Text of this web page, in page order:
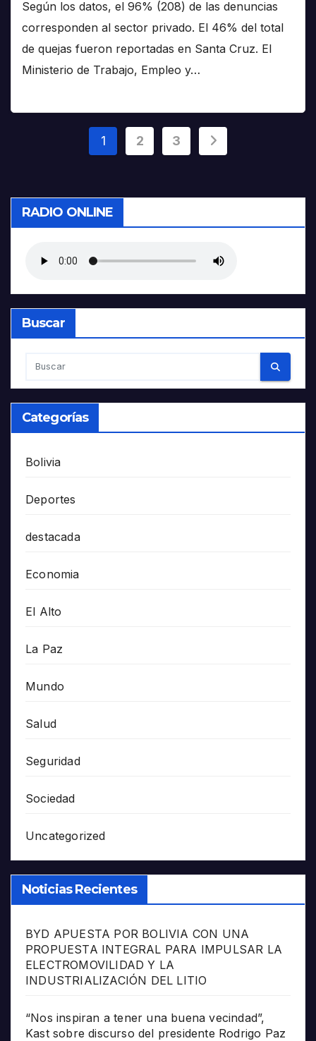
Según los datos, el 96% (208) de las denuncias
corresponden al sector privado. El 46% del total
de quejas fueron reportadas en Santa Cruz. El
Ministerio de Trabajo, Empleo y…
Paginación
entradas
1 2 3
RADIO ONLINE
Buscar
Categorías
Bolivia
Deportes
destacada
Economia
El Alto
La Paz
Mundo
Salud
Seguridad
Sociedad
Uncategorized
Noticias Recientes
BYD APUESTA POR BOLIVIA CON UNA
PROPUESTA INTEGRAL PARA IMPULSAR LA
ELECTROMOVILIDAD Y LA
INDUSTRIALIZACIÓN DEL LITIO
“Nos inspiran a tener una buena vecindad”,
Kast sobre discurso del presidente Rodrigo Paz